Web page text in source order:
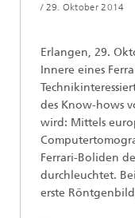
/ 29. Oktober 2014
Erlangen, 29.
Innere eines
des Know-hows
wird: Mittels
Ferrari-Boliden
durchleuchtet.
erste